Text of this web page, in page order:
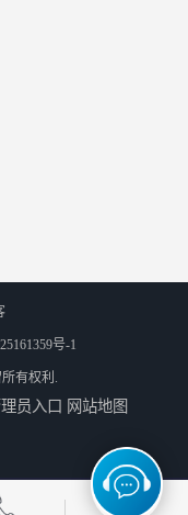
号-1
有权利.
员入口 网站地图